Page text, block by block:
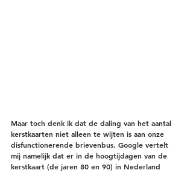
Maar toch denk ik dat de daling van het aantal
kerstkaarten niet alleen te wijten is aan onze
disfunctionerende brievenbus. Google vertelt
mij namelijk dat er in de hoogtijdagen van de
kerstkaart (de jaren 80 en 90) in Nederland